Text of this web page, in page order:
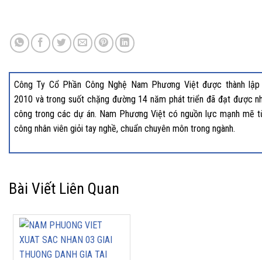
Công Ty Cổ Phần Công Nghệ Nam Phương Việt được thành
2010 và trong suốt chặng đường 14 năm phát triển đã đạt được
công trong các dự án. Nam Phương Việt có nguồn lực mạnh mẽ
công nhân viên giỏi tay nghề, chuẩn chuyên môn trong ngành.
Bài Viết Liên Quan